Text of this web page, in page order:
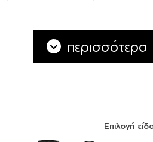
Επιλογή